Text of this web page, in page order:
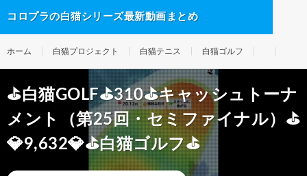
コロプラの白猫シリーズ最新動画まとめ
ホーム 白猫プロジェクト 白猫テニス 白猫ゴルフ
⛳白猫GOLF⛳310⛳キャッシュトーナ
メント（第25回・セミファイナル）⛳
💎9,632💎⛳白猫ゴルフ⛳